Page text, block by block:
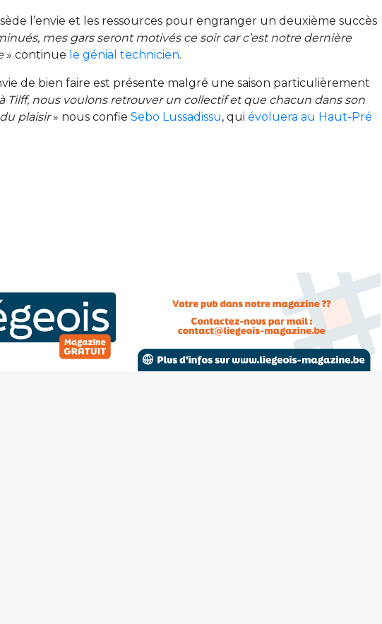
l’envie et les ressources pour engranger un deuxième succès
mes gars seront motivés ce soir car c’est notre dernière
» continue le génial technicien.
de bien faire est présente malgré une saison particulièrement
Tilff, nous voulons retrouver un collectif et que chacun dans son
plaisir» nous confie Sebo Lussadissu, qui évoluera au Haut-Pré